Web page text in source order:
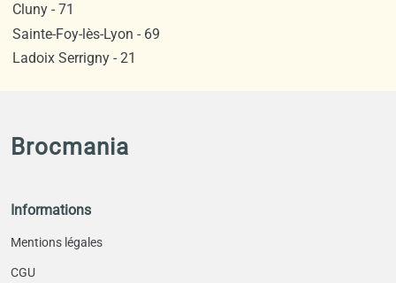
Cluny - 71
Sainte-Foy-lès-Lyon - 69
Ladoix Serrigny - 21
Brocmania
Informations
Mentions légales
CGU